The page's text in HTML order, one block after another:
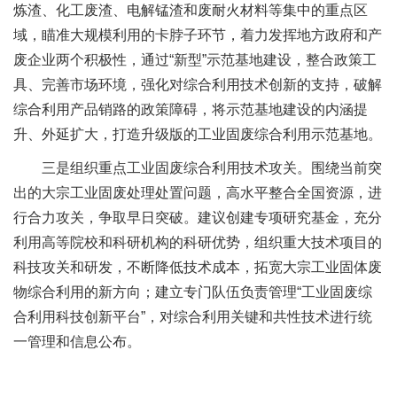
炼渣、化工废渣、电解锰渣和废耐火材料等集中的重点区
域，瞄准大规模利用的卡脖子环节，着力发挥地方政府和产
废企业两个积极性，通过“新型”示范基地建设，整合政策工
具、完善市场环境，强化对综合利用技术创新的支持，破解
综合利用产品销路的政策障碍，将示范基地建设的内涵提
升、外延扩大，打造升级版的工业固废综合利用示范基地。
三是组织重点工业固废综合利用技术攻关。围绕当前突
出的大宗工业固废处理处置问题，高水平整合全国资源，进
行合力攻关，争取早日突破。建议创建专项研究基金，充分
利用高等院校和科研机构的科研优势，组织重大技术项目的
科技攻关和研发，不断降低技术成本，拓宽大宗工业固体废
物综合利用的新方向；建立专门队伍负责管理“工业固废综
合利用科技创新平台”，对综合利用关键和共性技术进行统
一管理和信息公布。